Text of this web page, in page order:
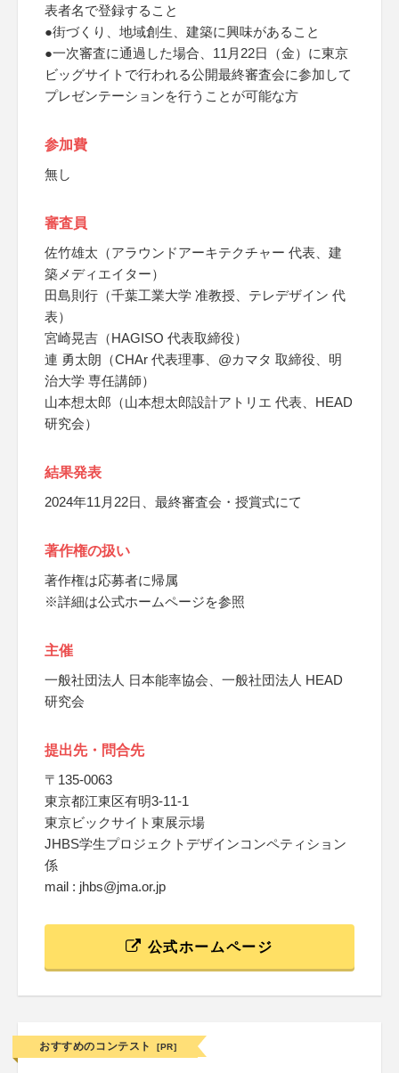
表者名で登録すること
●街づくり、地域創生、建築に興味があること
●一次審査に通過した場合、11月22日（金）に東京
ビッグサイトで行われる公開最終審査会に参加して
プレゼンテーションを行うことが可能な方
参加費
無し
審査員
佐竹雄太（アラウンドアーキテクチャー 代表、建
築メディエイター）
田島則行（千葉工業大学 准教授、テレデザイン 代
表）
宮崎晃吉（HAGISO 代表取締役）
連 勇太朗（CHAr 代表理事、@カマタ 取締役、明
治大学 専任講師）
山本想太郎（山本想太郎設計アトリエ 代表、HEAD
研究会）
結果発表
2024年11月22日、最終審査会・授賞式にて
著作権の扱い
著作権は応募者に帰属
※詳細は公式ホームページを参照
主催
一般社団法人 日本能率協会、一般社団法人 HEAD
研究会
提出先・問合先
〒135-0063
東京都江東区有明3-11-1
東京ビックサイト東展示場
JHBS学生プロジェクトデザインコンペティション
係
mail : jhbs@jma.or.jp
公式ホームページ
おすすめのコンテスト [PR]